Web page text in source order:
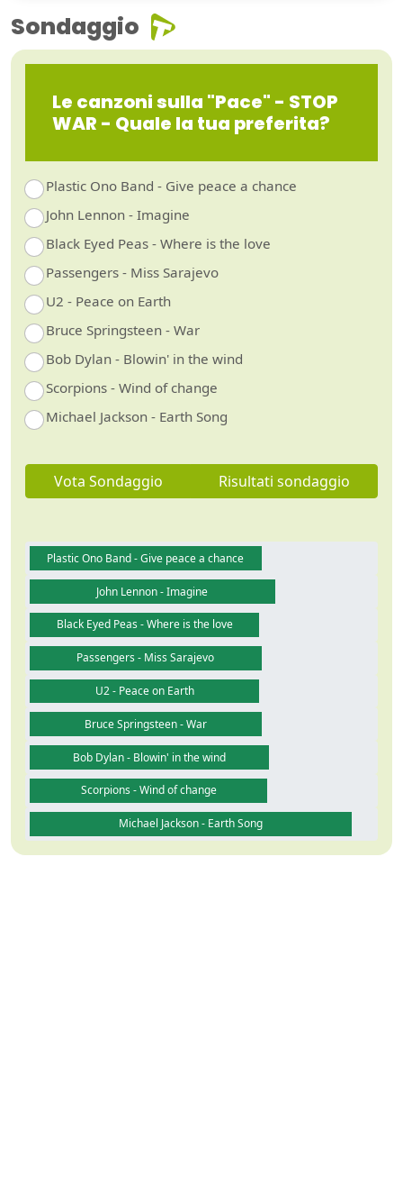
Sondaggio
Le canzoni sulla "Pace" - STOP
WAR - Quale la tua preferita?
Plastic Ono Band - Give peace a chance
John Lennon - Imagine
Black Eyed Peas - Where is the love
Passengers - Miss Sarajevo
U2 - Peace on Earth
Bruce Springsteen - War
Bob Dylan - Blowin' in the wind
Scorpions - Wind of change
Michael Jackson - Earth Song
Vota Sondaggio Risultati sondaggio
Plastic Ono Band - Give peace a chance
John Lennon - Imagine
Black Eyed Peas - Where is the love
Passengers - Miss Sarajevo
U2 - Peace on Earth
Bruce Springsteen - War
Bob Dylan - Blowin' in the wind
Scorpions - Wind of change
Michael Jackson - Earth Song